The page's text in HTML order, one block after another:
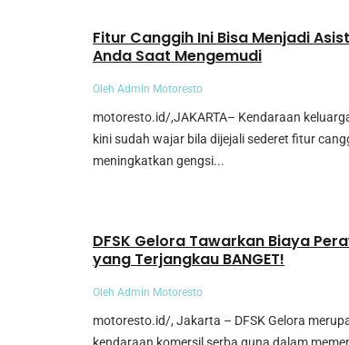
Fitur Canggih Ini Bisa Menjadi
Anda Saat Mengemudi
Oleh Admin Motoresto
motoresto.id/,JAKARTA– Kendaraan
kini sudah wajar bila dijejali sederet fitur
meningkatkan gengsi...
DFSK Gelora Tawarkan Biaya
yang Terjangkau BANGET!
Oleh Admin Motoresto
motoresto.id/, Jakarta – DFSK Gelora